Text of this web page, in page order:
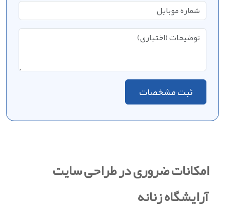
ثبت مشخصات
امکانات ضروری در طراحی سایت
آرایشگاه زنانه